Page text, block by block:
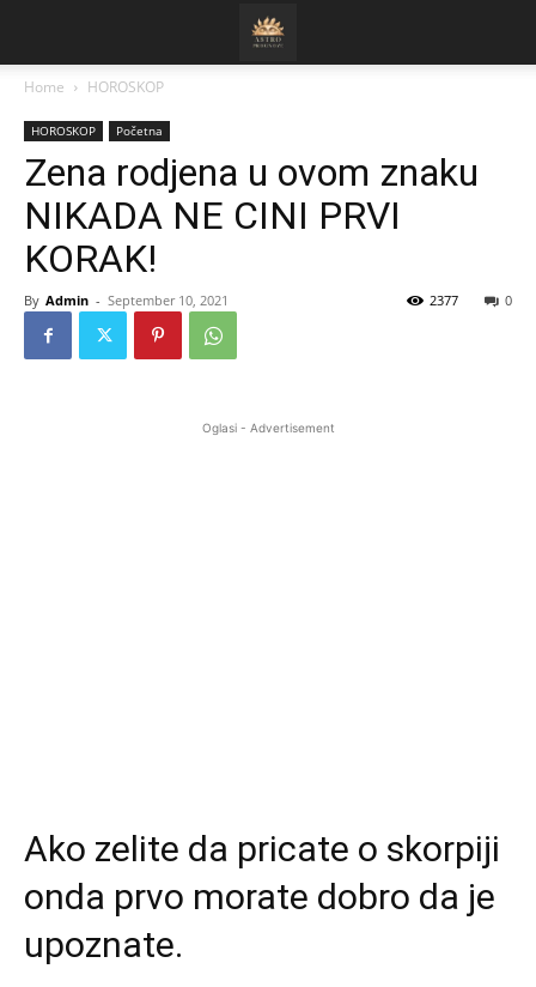
Home HOROSKOP
HOROSKOP Početna
Zena rodjena u ovom znaku
NIKADA NE CINI PRVI
KORAK!
By Admin - September 10, 2021 0
2377
Oglasi - Advertisement
Ako zelite da pricate o skorpiji
onda prvo morate dobro da je
upoznate.